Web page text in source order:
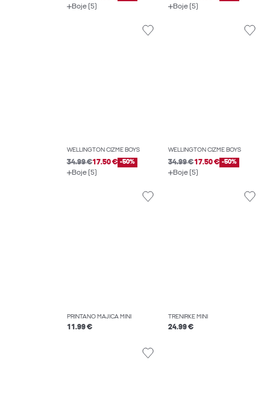
Boje (5) Boje (5)
WELLINGTON ČIZME BOYS
34.99 €17.50 € -50%
Boje (5)
WELLINGTON ČIZME BOYS
34.99 €17.50 € -50%
Boje (5)
PRINTANO MAJICA MINI
11.99 €
TRENIRKE MINI
24.99 €